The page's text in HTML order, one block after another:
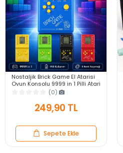
Nostaljik Brick Game El Atarisi
Oyun Konsolu 9999 in 1 Pilli Atari
Eğlenceli Çocuk Oyuncağı
(0)
249,90 TL
Sepete Ekle